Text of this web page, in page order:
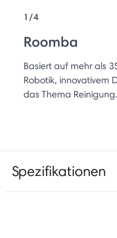
1/4
Roomba
Basiert auf mehr als
Robotik, innovativem
das Thema Reinigung.
Spezifikationen